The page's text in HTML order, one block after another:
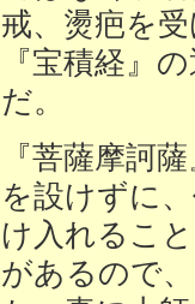
戒、燙疤を
『宝積経』
だ。
『菩薩摩訶
を設けずに
け入れるこ
があるので